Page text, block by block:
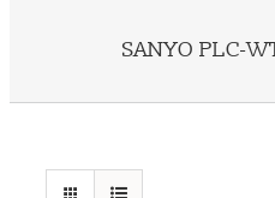
SANYO PLC-